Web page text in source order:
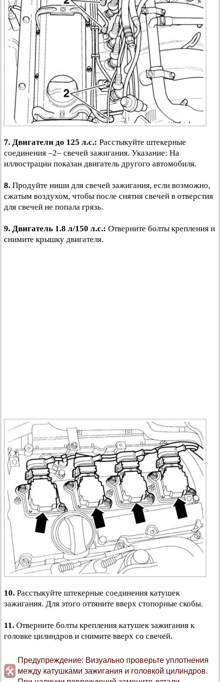
7. Двигатели до 125 л.с.: Расстыкуйте штекерные
соединения –2– свечей зажигания. Указание: На
иллюстрации показан двигатель другого автомобиля.
8. Продуйте ниши для свечей зажигания, если возможно,
сжатым воздухом, чтобы после снятия свечей в отверстия
для свечей не попала грязь.
9. Двигатель 1.8 л/150 л.с.: Отверните болты крепления и
снимите крышку двигателя.
10. Расстыкуйте штекерные соединения катушек
зажигания. Для этого оттяните вверх стопорные скобы.
11. Отверните болты крепления катушек зажигания к
головке цилиндров и снимите вверх со свечей.
Предупреждение: Визуально проверьте уплотнения
между катушками зажигания и головкой цилиндров.